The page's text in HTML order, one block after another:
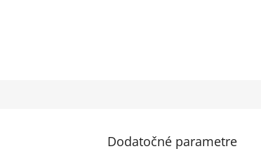
Dodatočné parametre